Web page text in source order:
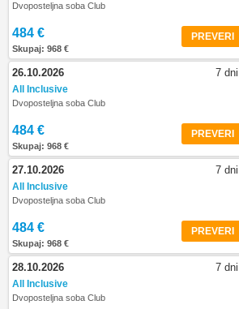
Dvoposteljna soba Club
484 €
Skupaj: 968 €
PREVERI
26.10.2026 7 dni
All Inclusive
Dvoposteljna soba Club
484 €
Skupaj: 968 €
PREVERI
27.10.2026 7 dni
All Inclusive
Dvoposteljna soba Club
484 €
Skupaj: 968 €
PREVERI
28.10.2026 7 dni
All Inclusive
Dvoposteljna soba Club